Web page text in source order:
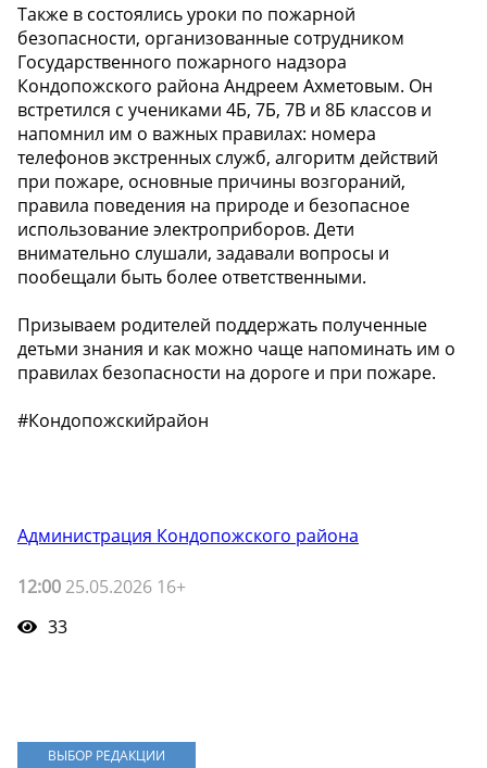
Также в состоялись уроки по пожарной
безопасности, организованные сотрудником
Государственного пожарного надзора
Кондопожского района Андреем Ахметовым. Он
встретился с учениками 4Б, 7Б, 7В и 8Б классов и
напомнил им о важных правилах: номера
телефонов экстренных служб, алгоритм действий
при пожаре, основные причины возгораний,
правила поведения на природе и безопасное
использование электроприборов. Дети
внимательно слушали, задавали вопросы и
пообещали быть более ответственными.
Призываем родителей поддержать полученные
детьми знания и как можно чаще напоминать им о
правилах безопасности на дороге и при пожаре.
#Кондопожскийрайон
Администрация Кондопожского района
12:00 25.05.2026 16+
33
ВЫБОР РЕДАКЦИИ